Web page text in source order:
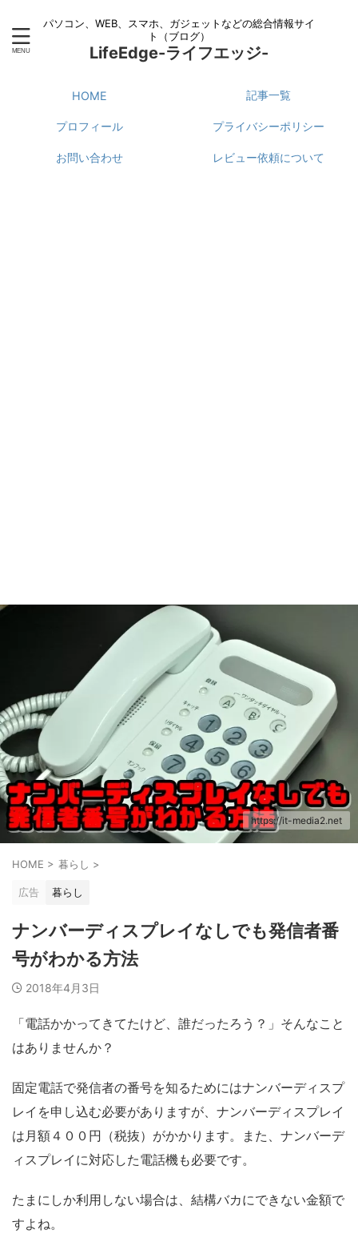
パソコン、WEB、スマホ、ガジェットなどの総合情報サイ
ト（ブログ）
LifeEdge-ライフエッジ-
HOME 記事一覧
プロフィール プライバシーポリシー
お問い合わせ レビュー依頼について
https://it-media2.net
HOME > 暮らし >
広告 暮らし
ナンバーディスプレイなしでも発信者番
号がわかる方法
2018年4月3日
「電話かかってきてたけど、誰だったろう？」そんなこと
はありませんか？
固定電話で発信者の番号を知るためにはナンバーディスプ
レイを申し込む必要がありますが、ナンバーディスプレイ
は月額４００円（税抜）がかかります。また、ナンバーデ
ィスプレイに対応した電話機も必要です。
たまにしか利用しない場合は、結構バカにできない金額で
すよね。